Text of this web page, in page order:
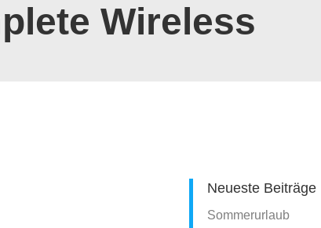
Wireless
Neueste Beiträge
Sommerurlaub